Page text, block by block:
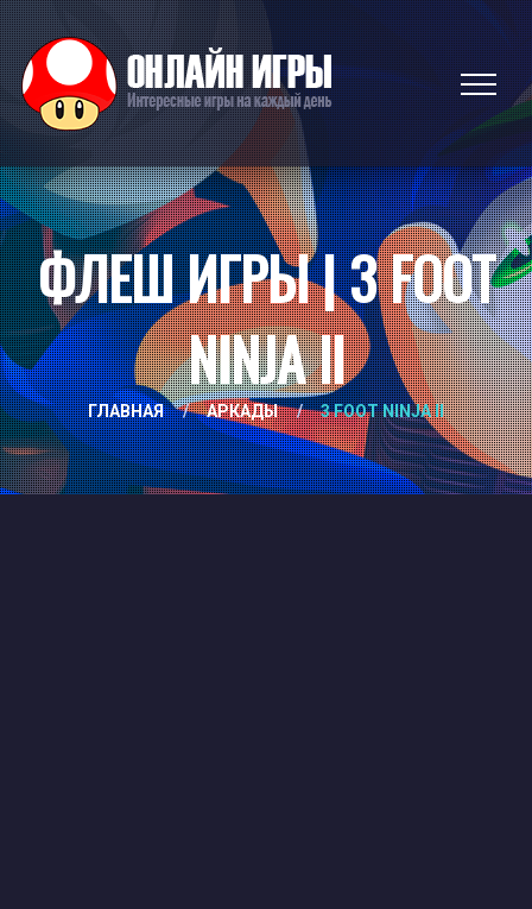
ФЛЕШ ИГРЫ | 3 FOOT
NINJA II
ГЛАВНАЯ / АРКАДЫ / 3 FOOT NINJA II